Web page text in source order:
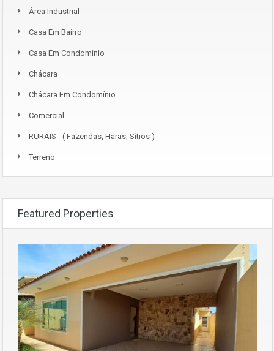
Área Industrial
Casa Em Bairro
Casa Em Condomínio
Chácara
Chácara Em Condomínio
Comercial
RURAIS - ( Fazendas, Haras, Sítios )
Terreno
Featured Properties